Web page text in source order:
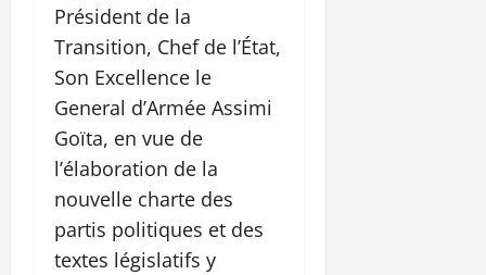
Président de la
Transition, Chef de l’État,
Son Excellence le
General d’Armée Assimi
Goïta, en vue de
l’élaboration de la
nouvelle charte des
partis politiques et des
textes législatifs y